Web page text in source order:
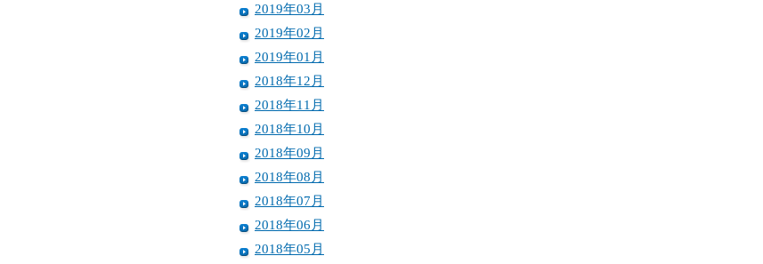
2019年03月
2019年02月
2019年01月
2018年12月
2018年11月
2018年10月
2018年09月
2018年08月
2018年07月
2018年06月
2018年05月